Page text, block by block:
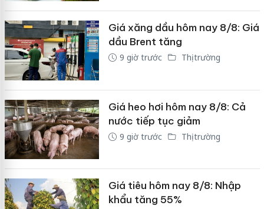
Giá xăng dầu hôm nay 8/8: Giá
dầu Brent tăng
9 giờ trước Thị trường
Giá heo hơi hôm nay 8/8: Cả
nước tiếp tục giảm
9 giờ trước Thị trường
Giá tiêu hôm nay 8/8: Nhập
khẩu tăng 55%